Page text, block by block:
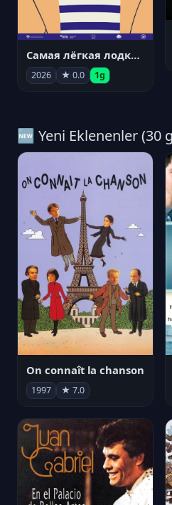
Самая лёгкая лодка в мире
2026 ★ 0.0 1g
🆕 Yeni Eklenenler (30
On connaît la chanson
1997 ★ 7.0